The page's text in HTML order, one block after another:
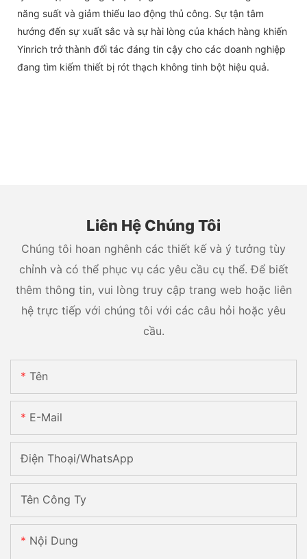
năng suất và giảm thiểu lao động thủ công. Sự tận tâm
hướng đến sự xuất sắc và sự hài lòng của khách hàng khiến
Yinrich trở thành đối tác đáng tin cậy cho các doanh nghiệp
đang tìm kiếm thiết bị rót thạch không tinh bột hiệu quả.
Liên Hệ Chúng Tôi
Chúng tôi hoan nghênh các thiết kế và ý tưởng tùy
chỉnh và có thể phục vụ các yêu cầu cụ thể. Để biết
thêm thông tin, vui lòng truy cập trang web hoặc liên
hệ trực tiếp với chúng tôi với các câu hỏi hoặc yêu
cầu.
Tên
E-Mail
Điện Thoại/WhatsApp
Tên Công Ty
Nội Dung